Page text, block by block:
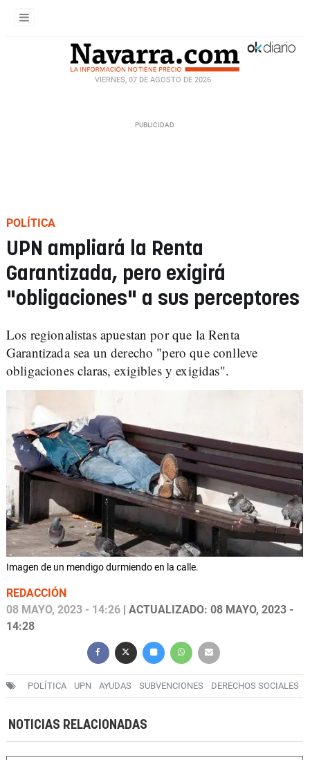
VIERNES, 07 DE AGOSTO DE 2026
POLÍTICA
UPN ampliará la Renta
Garantizada, pero exigirá
"obligaciones" a sus perceptores
Los regionalistas apuestan por que la Renta
Garantizada sea un derecho "pero que conlleve
obligaciones claras, exigibles y exigidas".
Imagen de un mendigo durmiendo en la calle.
REDACCIÓN
08 MAYO, 2023 - 14:26 | ACTUALIZADO: 08 MAYO, 2023 -
14:28
POLÍTICA UPN AYUDAS SUBVENCIONES DERECHOS SOCIALES
NOTICIAS RELACIONADAS